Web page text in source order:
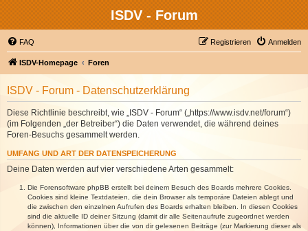
ISDV - Forum
FAQ Anmelden
Registrieren
ISDV-Homepage Foren
ISDV - Forum - Datenschutzerklärung
Diese Richtlinie beschreibt, wie „ISDV - Forum“ („https://www.isdv.net/forum“)
(im Folgenden „der Betreiber“) die Daten verwendet, die während deines
Foren-Besuchs gesammelt werden.
UMFANG UND ART DER DATENSPEICHERUNG
Deine Daten werden auf vier verschiedene Arten gesammelt:
Die Forensoftware phpBB erstellt bei deinem Besuch des Boards mehrere Cookies.
Cookies sind kleine Textdateien, die dein Browser als temporäre Dateien ablegt und
die zwischen den einzelnen Aufrufen des Boards erhalten bleiben. In diesen Cookies
sind die aktuelle ID deiner Sitzung (damit dir alle Seitenaufrufe zugeordnet werden
können), Informationen über die von dir gelesenen Beiträge (zur Markierung dieser als